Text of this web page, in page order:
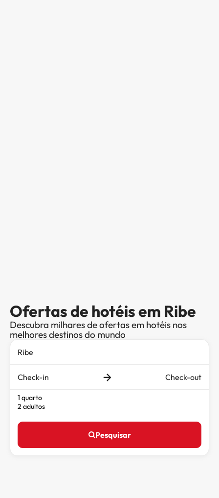
Ofertas de hotéis em Ribe
Descubra milhares de ofertas em hotéis nos
melhores destinos do mundo
Check-in Check-out
1 quarto
2 adultos
Pesquisar